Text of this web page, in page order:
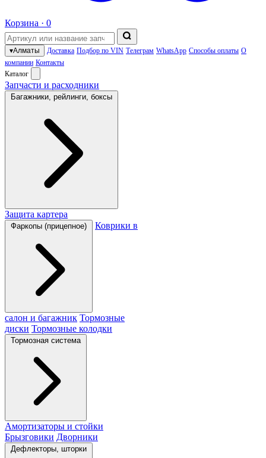
Корзина · 0
▾Алматы Доставка Подбор по VIN Телеграм WhatsApp Способы оплаты О
компании Контакты
Каталог
Запчасти и расходники
Багажники, рейлинги, боксы
Защита картера
Фаркопы (прицепное) Коврики в
салон и багажник Тормозные
диски Тормозные колодки
Тормозная система
Амортизаторы и стойки
Брызговики Дворники
Дефлекторы, шторки